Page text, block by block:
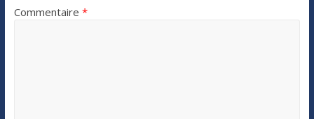
Commentaire *